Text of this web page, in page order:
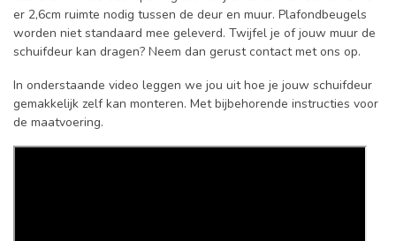
er 2,6cm ruimte nodig tussen de deur en muur. Plafondbeugels
worden niet standaard mee geleverd. Twijfel je of jouw muur de
schuifdeur kan dragen? Neem dan gerust contact met ons op.
In onderstaande video leggen we jou uit hoe je jouw schuifdeur
gemakkelijk zelf kan monteren. Met bijbehorende instructies voor
de maatvoering.